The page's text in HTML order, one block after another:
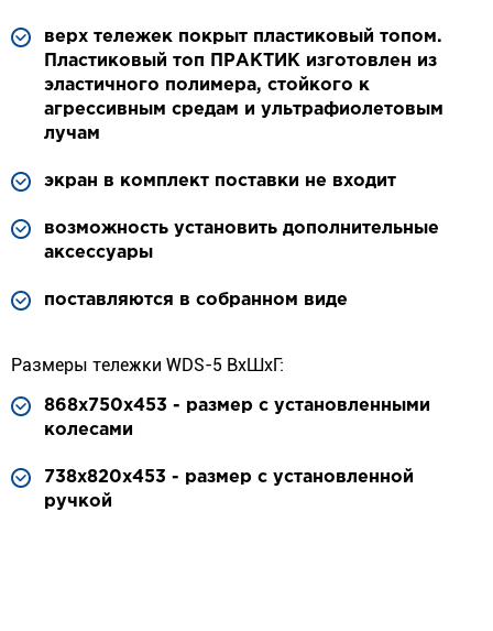
верх тележек покрыт пластиковый топом.
Пластиковый топ ПРАКТИК изготовлен из
эластичного полимера, стойкого к
агрессивным средам и ультрафиолетовым
лучам
экран в комплект поставки не входит
возможность установить дополнительные
аксессуары
поставляются в собранном виде
Размеры тележки WDS-5 ВхШхГ:
868х750х453 - размер с установленными
колесами
738х820х453 - размер с установленной
ручкой